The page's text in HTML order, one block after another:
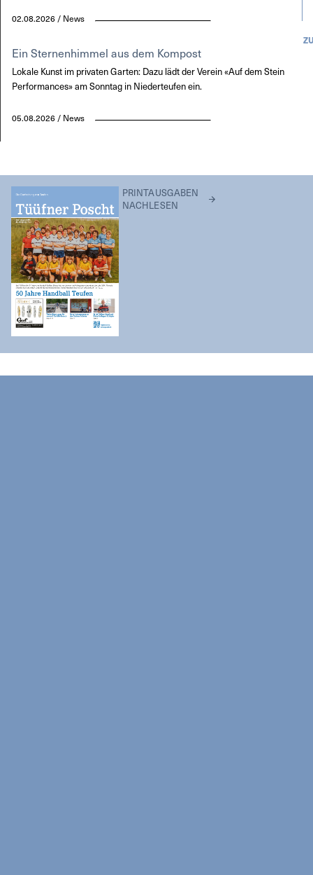
02.08.2026 / News
Ein Sternenhimmel aus dem Kompost
Lokale Kunst im privaten Garten: Dazu lädt der Verein «Auf dem Stein
Performances» am Sonntag in Niederteufen ein.
05.08.2026 / News
PRINTAUSGABEN
NACHLESEN